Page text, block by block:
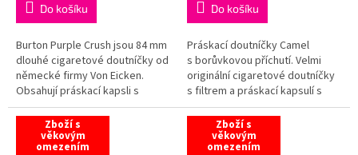
Do košíku
Burton Purple Crush jsou 84 mm
dlouhé cigaretové doutníčky od
německé firmy Von Eicken.
Obsahují práskací kapsli s
příchutí lesních plodů.
Do košíku
Práskací doutníčky Camel
s borůvkovou příchutí. Velmi
originální cigaretové doutníčky
s filtrem a práskací kapsulí s
borůvkovou příchutí.
Zboží s
věkovým
omezením
Zboží s
věkovým
omezením